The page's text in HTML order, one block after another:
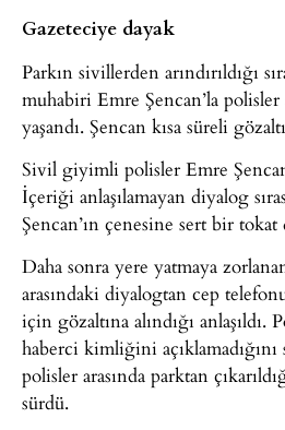
Gazeteciye dayak
Parkın sivillerden arındırıldığı
muhabiri Emre Şencan’la
yaşandı. Şencan kısa süreli
Sivil giyimli polisler Emre
İçeriği anlaşılamayan diyalog
Şencan’ın çenesine sert bir
Daha sonra yere yatmaya
arasındaki diyalogtan cep
için gözaltına alındığı
haberci kimliğini açıklamadığını
polisler arasında parktan
sürdü.